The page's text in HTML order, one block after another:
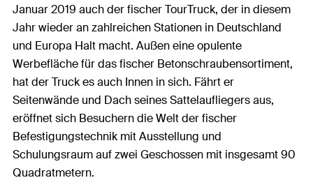
Januar 2019 auch der fischer TourTruck, der in diesem
Jahr wieder an zahlreichen Stationen in Deutschland
und Europa Halt macht. Außen eine opulente
Werbefläche für das fischer Betonschraubensortiment,
hat der Truck es auch Innen in sich. Fährt er
Seitenwände und Dach seines Sattelaufliegers aus,
eröffnet sich Besuchern die Welt der fischer
Befestigungstechnik mit Ausstellung und
Schulungsraum auf zwei Geschossen mit insgesamt 90
Quadratmetern.